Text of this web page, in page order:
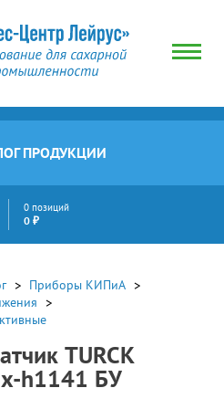
ПРОДУКЦИИ
0 позиций
0 ₽
Приборы КИПиА
TURCK
h1141 БУ